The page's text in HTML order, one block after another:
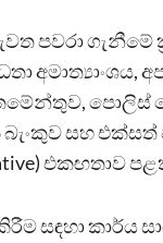
පවරා
අමාත්‍යාංශය,
පොලිස්
සහ එක්සත්
එකඟතාව
සඳහා කාර්ය